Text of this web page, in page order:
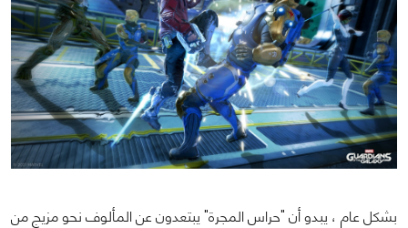
بشكل عام ، يبدو أن "حراس المجرة" يبتعدون عن المألوف نحو مزيج من